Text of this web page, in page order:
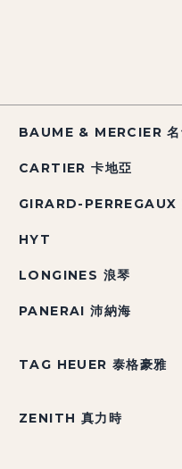
BAUME & MERCIER 名
CARTIER 卡地亞
GIRARD-PERREGAUX
HYT
LONGINES 浪琴
PANERAI 沛納海
TAG HEUER 泰格豪雅
ZENITH 真力時